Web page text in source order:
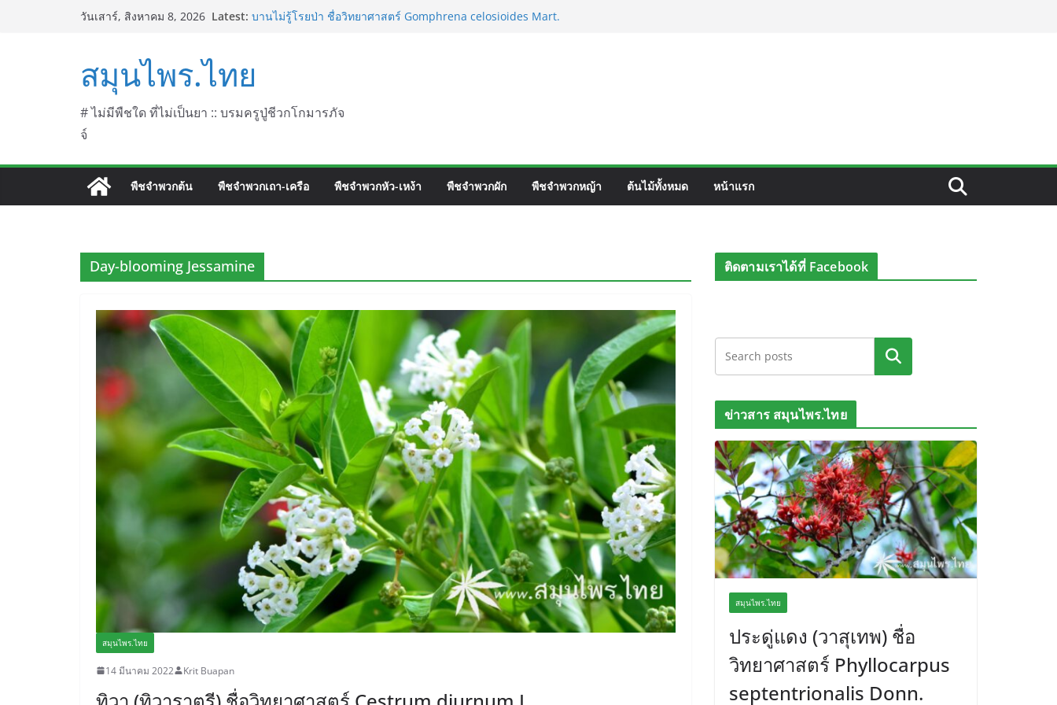
วันเสาร์, สิงหาคม 8, 2026 Latest: บานไม่รู้โรยป่า ชื่อวิทยาศาสตร์ Gomphrena celosioides Mart.
L. (Firework)
สมุนไพร.ไทย
# ไม่มีพืชใด ที่ไม่เป็นยา :: บรมครูปู่ชีวกโกมารภัจ
จ์
พืชจำพวกต้น พืชจำพวกเถา-เครือ พืชจำพวกหัว-เหง้า พืชจำพวกผัก พืชจำพวกหญ้า ต้นไม้ทั้งหมด หน้าแรก
Day-blooming Jessamine
สมุนไพร.ไทย
14 มีนาคม 2022 Krit Buapan
ติดตามเราได้ที่ Facebook
ค้นหา
ข่าวสาร สมุนไพร.ไทย
สมุนไพร.ไทย
ประดู่แดง (วาสุเทพ) ชื่อ
วิทยาศาสตร์ Phyllocarpus
septentrionalis Donn.